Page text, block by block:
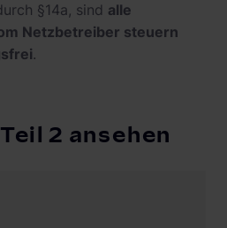
§14a, sind alle
Netzbetreiber steuern
.
2 ansehen